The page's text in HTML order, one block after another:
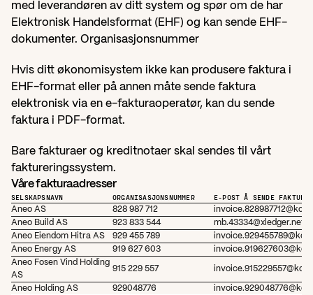
med leverandøren av ditt system og spør om de har
Elektronisk Handelsformat (EHF) og kan sende EHF-
dokumenter. Organisasjonsnummer
Hvis ditt økonomisystem ikke kan produsere faktura i
EHF-format eller på annen måte sende faktura
elektronisk via en e-fakturaoperatør, kan du sende
faktura i PDF-format.
Bare fakturaer og kreditnotaer skal sendes til vårt
faktureringssystem.
Våre fakturaadresser
SELSKAPSNAVN ORGANISASJONSNUMMER E-POST Å SENDE
Aneo AS 828 987 712
Aneo Build AS
923 833 544
mb.43334@xledger.net
Aneo Eiendom Hitra AS
929 455 789
Aneo Energy AS
919 627 603
Aneo Fosen Vind Holding
AS
915 229 557
Aneo Holding AS 929048776